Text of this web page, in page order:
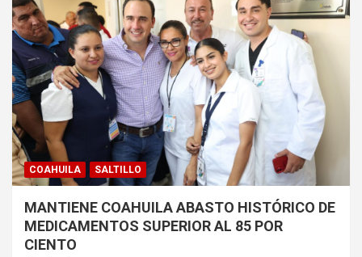
COAHUILA SALTILLO
MANTIENE COAHUILA ABASTO HISTÓRICO DE
MEDICAMENTOS SUPERIOR AL 85 POR
CIENTO